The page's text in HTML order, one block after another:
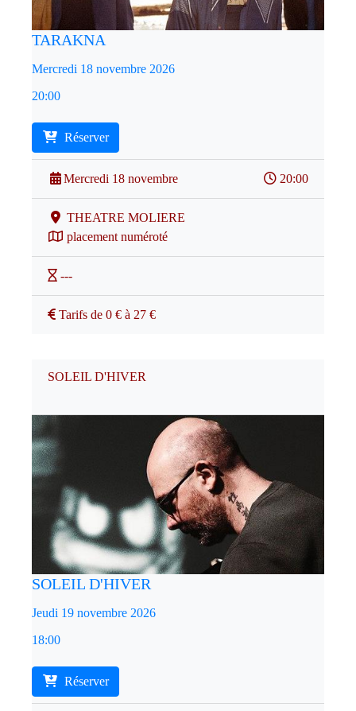
TARAKNA
Mercredi 18 novembre 2026
20:00
Réserver
Mercredi 18 novembre 20:00
THEATRE MOLIERE
placement numéroté
---
Tarifs de 0 € à 27 €
SOLEIL D'HIVER
SOLEIL D'HIVER
Jeudi 19 novembre 2026
18:00
Réserver